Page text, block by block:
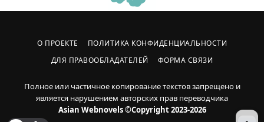
О ПРОЕКТЕ
ПОЛИТИКА КОНФИДЕНЦИАЛЬНОСТИ
ДЛЯ ПРАВООБЛАДАТЕЛЕЙ
ФОРМА СВЯЗИ
Полное или частичное копирование текстов запрещено и
является нарушением авторских прав переводчика
Asian Webnovels ©Copyright 2023-2026